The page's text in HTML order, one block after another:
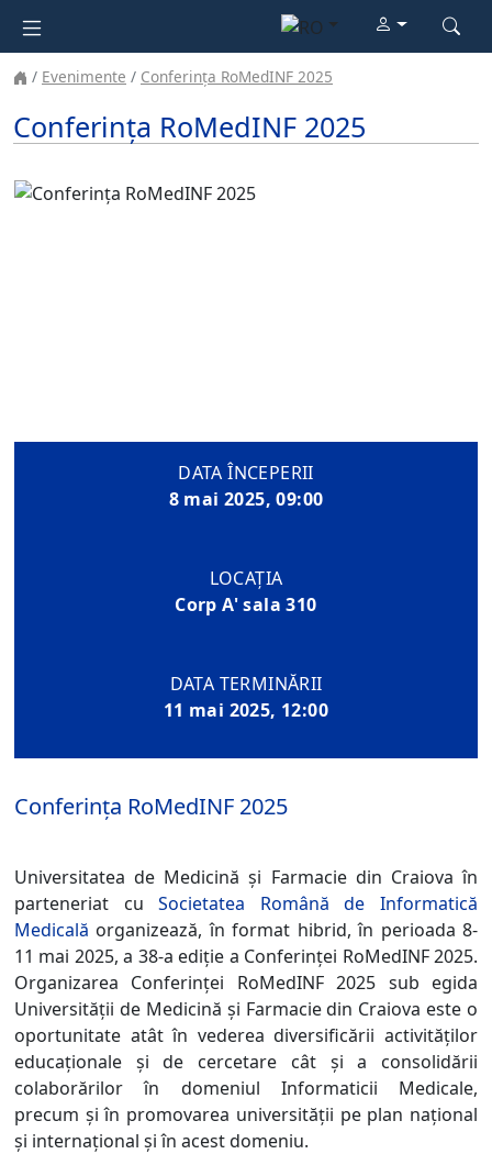
Evenimente Conferința RoMedINF 2025
Conferința RoMedINF 2025
DATA ÎNCEPERII
8 mai 2025, 09:00
LOCAȚIA
Corp A' sala 310
DATA TERMINĂRII
11 mai 2025, 12:00
Conferința RoMedINF 2025
Universitatea de Medicină și Farmacie din Craiova în
parteneriat cuSocietatea Română de Informatică
Medicală organizează, în format hibrid, în perioada 8-
11 mai 2025, a 38-a ediție a Conferinței RoMedINF 2025.
Organizarea Conferinței RoMedINF 2025 sub egida
Universității de Medicină și Farmacie din Craiova este o
oportunitate atât în vederea diversificării activităților
educaționale și de cercetare cât și a consolidării
colaborărilor în domeniul Informaticii Medicale,
precum și în promovarea universității pe plan național
și internațional și în acest domeniu.